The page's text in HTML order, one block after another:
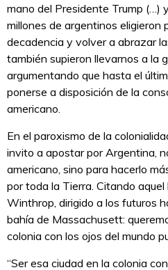
mano del Presidente Trump (…)
millones de argentinos eligieron
decadencia y volver a abrazar
también supieron llevarnos a la
argumentando que hasta el
ponerse a disposición de la
americano.
En el paroxismo de la
invito a apostar por Argentina,
americano, sino para hacerlo
por toda la Tierra. Citando
Winthrop, dirigido a los futuros
bahía de Massachusett:
colonia con los ojos del mundo
“Ser esa ciudad en la colonia